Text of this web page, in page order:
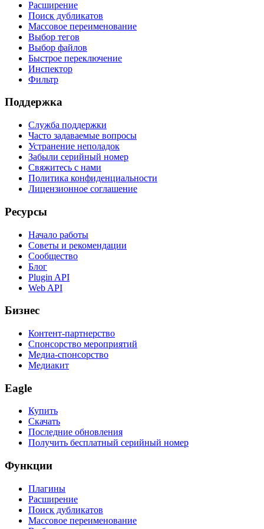
Расширение
Поиск дубликатов
Массовое переименование
Выбор тегов
Выбор файлов
Быстрое переключение
Инспектор
Фильтр
Поддержка
Служба поддержки
Часто задаваемые вопросы
Устранение неполадок
Забыли серийный номер
Свяжитесь с нами
Политика конфиденциальности
Лицензионное соглашение
Ресурсы
Начало работы
Советы и рекомендации
Сообщество
Блог
Plugin API
Web API
Бизнес
Контент-партнерство
Спонсорство мероприятий
Медиа-спонсорство
Медиакит
Eagle
Купить
Скачать
Последние обновления
Получить бесплатный серийный номер
Функции
Плагины
Расширение
Поиск дубликатов
Массовое переименование